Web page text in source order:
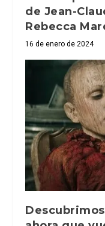
de Jean-
Rebecca
16 de enero de 2024